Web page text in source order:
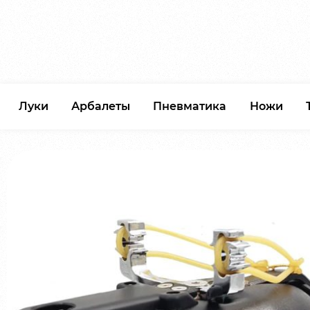
Луки Арбалеты Пневматика Ножи